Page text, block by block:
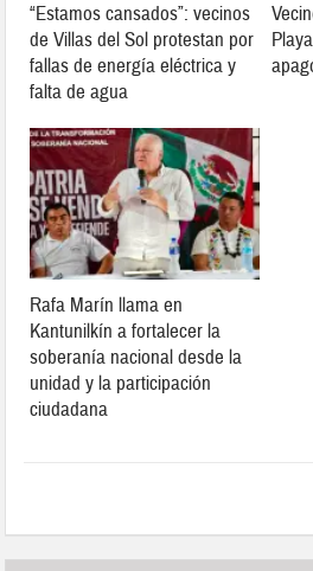
“Estamos cansados”: vecinos
de Villas del Sol protestan por
fallas de energía eléctrica y
falta de agua
Rafa Marín llama en
Kantunilkín a fortalecer la
soberanía nacional desde la
unidad y la participación
ciudadana